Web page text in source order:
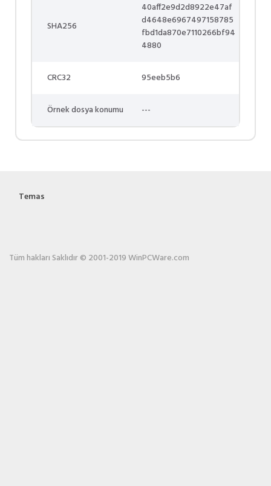
SHA256
40aff2e9d2d8922e47af
d4648e6967497158785
fbd1da870e7110266bf94
4880
CRC32 95eeb5b6
Örnek dosya konumu ---
Temas
Tüm hakları Saklıdır © 2001-2019 WinPCWare.com